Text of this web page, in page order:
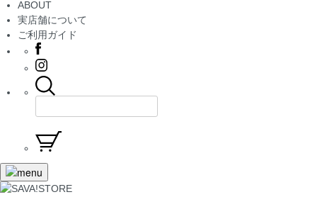
ABOUT
実店舗について
ご利用ガイド